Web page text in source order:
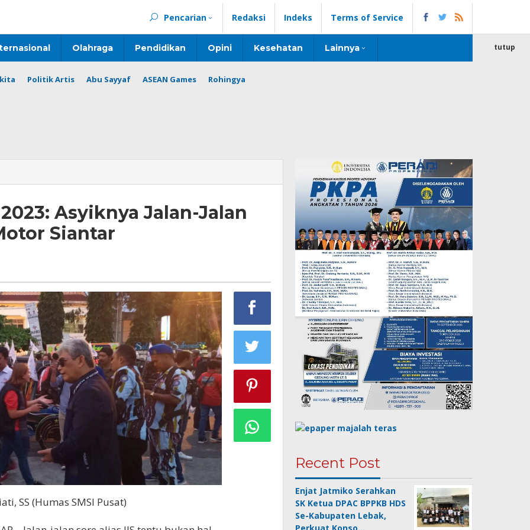
Pencarian Redaksi Indeks Terms of Service
Olahraga Pendidikan Opini Kesehatan Lainnya
Politik Artis Abu Sayyaf ASEAN Games Rohingya
tutup
Asyiknya Jalan-Jalan
Siantar
SS (Humas SMSI Pusat)
Recent Post
Enjat Jatmiko Serahkan
SK Ketua DPAC BPPKB HDS
Se-Kabupaten Lebak,